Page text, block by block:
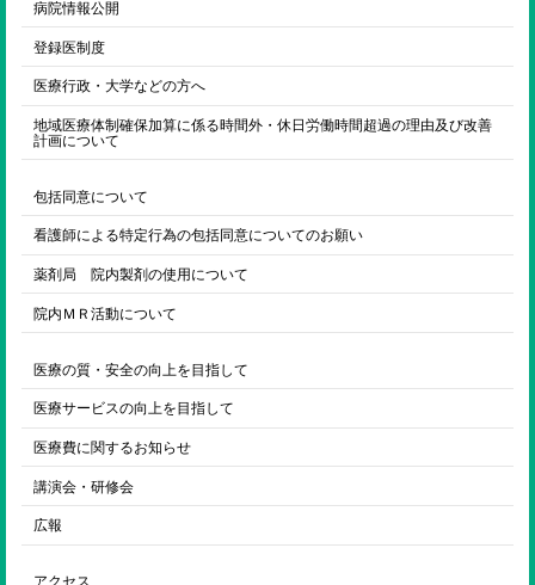
病院情報公開
登録医制度
医療行政・大学などの方へ
地域医療体制確保加算に係る時間外・休日労働時間超過の理由及び改善
計画について
包括同意について
看護師による特定行為の包括同意についてのお願い
薬剤局 院内製剤の使用について
院内ＭＲ活動について
医療の質・安全の向上を目指して
医療サービスの向上を目指して
医療費に関するお知らせ
講演会・研修会
広報
アクセス